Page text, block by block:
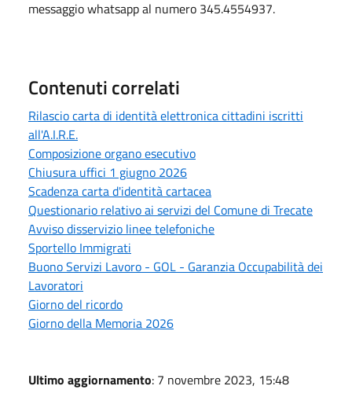
messaggio whatsapp al numero 345.4554937.
Contenuti correlati
Rilascio carta di identità elettronica cittadini iscritti
all'A.I.R.E.
Composizione organo esecutivo
Chiusura uffici 1 giugno 2026
Scadenza carta d'identità cartacea
Questionario relativo ai servizi del Comune di Trecate
Avviso disservizio linee telefoniche
Sportello Immigrati
Buono Servizi Lavoro - GOL - Garanzia Occupabilità dei
Lavoratori
Giorno del ricordo
Giorno della Memoria 2026
Ultimo aggiornamento: 7 novembre 2023, 15:48